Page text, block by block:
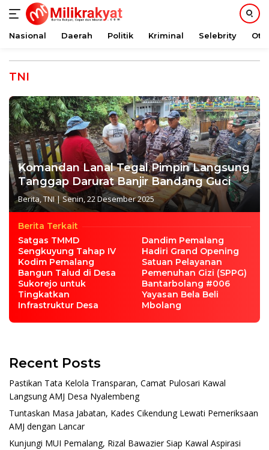
konten
Nasional Daerah Politik Kriminal Selebrity
TNI
Komandan Lanal Tegal Pimpin Langsung
Tanggap Darurat Banjir Bandang Guci
Berita,TNI|Senin, 22 Desember 2025
Berita Terkait
Satgas TMMD
Sengkuyung Tahap IV
Kodim Pemalang
Bangun Talud di Desa
Sukorejo untuk
Tingkatkan
Infrastruktur Desa
Dandim Pemalang
Hadiri Grand Opening
Satuan Pelayanan
Pemenuhan Gizi (SPPG)
Bantarbolang #006
Yayasan Bela Beli
Mbolang
Recent Posts
Pastikan Tata Kelola Transparan, Camat Pulosari Kawal
Langsung AMJ Desa Nyalembeng
Tuntaskan Masa Jabatan, Kades Cikendung Lewati Pemeriksaan
AMJ dengan Lancar
Kunjungi MUI Pemalang, Rizal Bawazier Siap Kawal Aspirasi